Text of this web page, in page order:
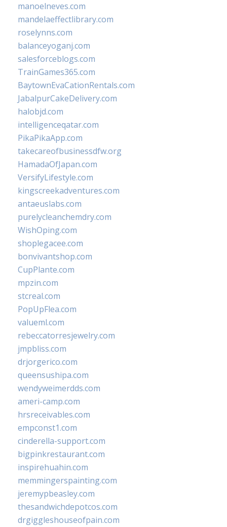
manoelneves.com
mandelaeffectlibrary.com
roselynns.com
balanceyoganj.com
salesforceblogs.com
TrainGames365.com
BaytownEvaCationRentals.com
JabalpurCakeDelivery.com
halobjd.com
intelligenceqatar.com
PikaPikaApp.com
takecareofbusinessdfw.org
HamadaOfJapan.com
VersifyLifestyle.com
kingscreekadventures.com
antaeuslabs.com
purelycleanchemdry.com
WishOping.com
shoplegacee.com
bonvivantshop.com
CupPlante.com
mpzin.com
stcreal.com
PopUpFlea.com
valueml.com
rebeccatorresjewelry.com
jmpbliss.com
drjorgerico.com
queensushipa.com
wendyweimerdds.com
ameri-camp.com
hrsreceivables.com
empconst1.com
cinderella-support.com
bigpinkrestaurant.com
inspirehuahin.com
memmingerspainting.com
jeremypbeasley.com
thesandwichdepotcos.com
drgiggleshouseofpain.com